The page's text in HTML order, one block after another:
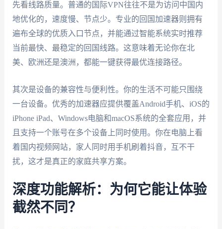
先看线路质量。普通的国际VPN往往不是为访问中国内
地优化的，速度慢、节点少。专业的回国加速器则拥有
遍布全球的优质入口节点，并能通过智能系统实时推荐
当前最快、最稳定的回国线路。这意味着无论你在北
美、欧洲还是澳洲，都能一键获得最优连接路径。
其次是设备的兼容性与便利性。你的生活不可能只围绕
一台设备。优秀的加速器应提供覆盖Android手机、iOS的
iPhone iPad、Windows电脑和macOS系统的全套应用，并
且支持一个账号在多个设备上同时使用。你在电脑上看
着国内视频网站，家人同时用手机刷着抖音，互不干
扰，这才是真正的家庭共享方案。
深度功能解析：为何它能让体验
截然不同？